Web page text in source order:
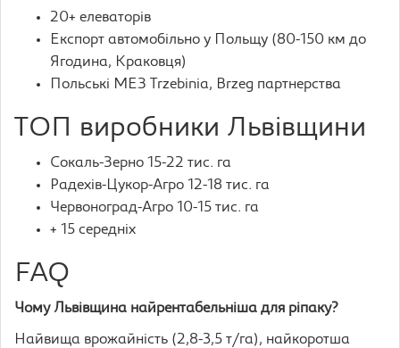
20+ елеваторів
Експорт автомобільно у Польщу (80-150 км до
Ягодина, Краковця)
Польські МЕЗ Trzebinia, Brzeg партнерства
ТОП виробники Львівщини
Сокаль-Зерно 15-22 тис. га
Радехів-Цукор-Агро 12-18 тис. га
Червоноград-Агро 10-15 тис. га
+ 15 середніх
FAQ
Чому Львівщина найрентабельніша для ріпаку?
Найвища врожайність (2,8-3,5 т/га), найкоротша